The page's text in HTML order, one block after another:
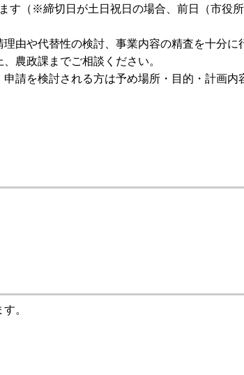
す（※締切日が土日祝日の場合、前日（市役所
由や代替性の検討、事業内容の精査を十分に
農政課までご相談ください。
請を検討される方は予め場所・目的・計画内
。